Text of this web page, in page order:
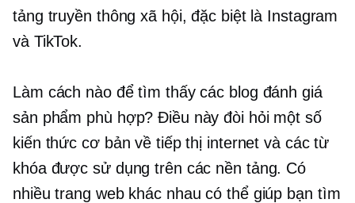
tảng truyền thông xã hội, đặc biệt là Instagram
và TikTok.
Làm cách nào để tìm thấy các blog đánh giá
sản phẩm phù hợp? Điều này đòi hỏi một số
kiến ​​thức cơ bản về tiếp thị internet và các từ
khóa được sử dụng trên các nền tảng. Có
nhiều trang web khác nhau có thể giúp bạn tìm